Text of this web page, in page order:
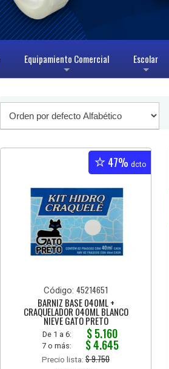
+
Equipamiento Comercial
+
Escolar
47% dcto
Código:45214651
BARNIZ BASE 040ML +
CRAQUELADOR 040ML BLANCO
NIEVE GATO PRETO
De 1 a 6: $ 5.160
7 o más: $ 4.645
Precio lista:$ 9.750